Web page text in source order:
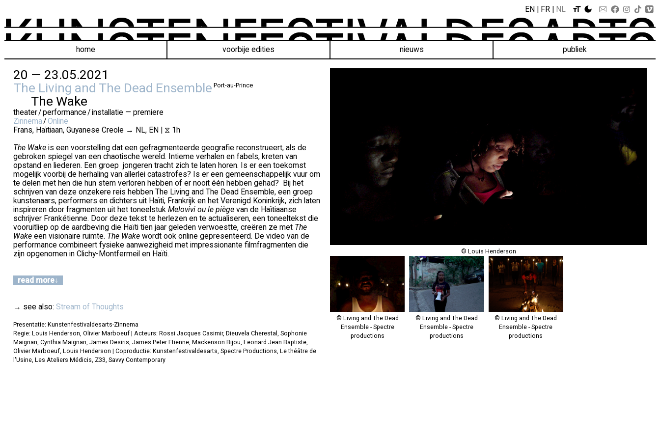
EN FR NL
home voorbije edities nieuws publiek
20 — 23.05.2021
The Living and The Dead Ensemble Port-au-Prince
The Wake
theater / performance / installatie — premiere
Zinnema /Online
Frans, Haïtiaan, Guyanese Creole → NL, EN | ⧖ 1h
The Wake is een voorstelling dat een gefragmenteerde geografie reconstrueert, als de
gebroken spiegel van een chaotische wereld. Intieme verhalen en fabels, kreten van
opstand en liederen. Een groep jongeren tracht zich te laten horen. Is er een toekomst
mogelijk voorbij de herhaling van allerlei catastrofes? Is er een gemeenschappelijk vuur om
te delen met hen die hun stem verloren hebben of er nooit één hebben gehad? Bij het
schrijven van deze onzekere reis hebben The Living and The Dead Ensemble, een groep
kunstenaars, performers en dichters uit Haïti, Frankrijk en het Verenigd Koninkrijk, zich laten
inspireren door fragmenten uit het toneelstuk Melovivi ou le piège van de Haïtiaanse
schrijver Frankétienne. Door deze tekst te herlezen en te actualiseren, een toneeltekst die
vooruitliep op de aardbeving die Haïti tien jaar geleden verwoestte, creëren ze met The
Wake een visionaire ruimte. The Wake wordt ook online gepresenteerd. De video van de
performance combineert fysieke aanwezigheid met impressionante filmfragmenten die
zijn opgenomen in Clichy-Montfermeil en Haïti.
read more
→ see also: Stream of Thoughts
Presentatie: Kunstenfestivaldesarts-Zinnema
Regie: Louis Henderson, Olivier Marboeuf | Acteurs: Rossi Jacques Casimir, Dieuvela Cherestal, Sophonie
Maignan, Cynthia Maignan, James Desiris, James Peter Etienne, Mackenson Bijou, Leonard Jean Baptiste,
Olivier Marboeuf, Louis Henderson | Coproductie: Kunstenfestivaldesarts, Spectre Productions, Le théâtre de
l'Usine, Les Ateliers Médicis, Z33, Savvy Contemporary
© Louis Henderson
© Living and The Dead
Ensemble - Spectre
productions
© Living and The Dead
Ensemble - Spectre
productions
© Living and The Dead
Ensemble - Spectre
productions